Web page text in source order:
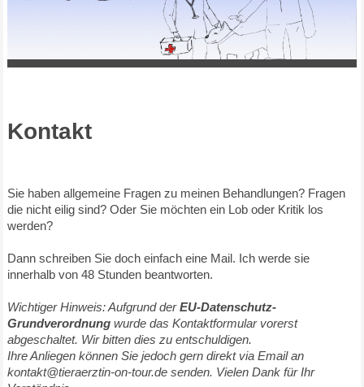
Kontakt
Sie haben allgemeine Fragen zu meinen Behandlungen? Fragen
die nicht eilig sind? Oder Sie möchten ein Lob oder Kritik los
werden?
Dann schreiben Sie doch einfach eine Mail. Ich werde sie
innerhalb von 48 Stunden beantworten.
Wichtiger Hinweis: Aufgrund derEU-Datenschutz-
Grundverordnungwurde das Kontaktformular vorerst
abgeschaltet. Wir bitten dies zu entschuldigen.
Ihre Anliegen können Sie jedoch gern direkt via Email an
kontakt@tieraerztin-on-tour.de senden. Vielen Dank für Ihr